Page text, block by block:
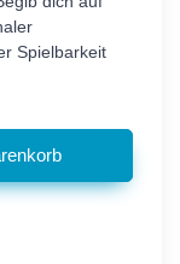
Spielbarkeit